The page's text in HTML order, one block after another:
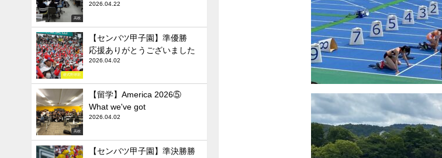
高校
2026.04.22
硬式野球部
【センバツ甲子園】準優勝
応援ありがとうございました
2026.04.02
高校
【留学】America 2026⑤
What we've got
2026.04.02
【センバツ甲子園】準決勝勝